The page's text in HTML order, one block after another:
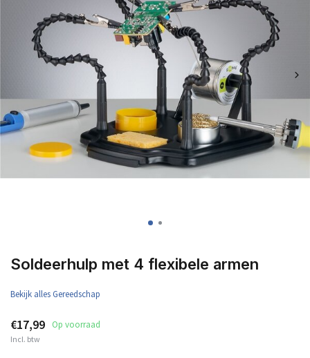
Soldeerhulp met 4 flexibele armen
Bekijk alles Gereedschap
€17,99 Op voorraad
Incl. btw